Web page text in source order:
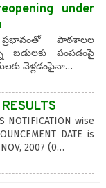
under
పాఠశాలల
బడులకు పంపడంపై
వెళ్లడంపైనా…
NOTIFICATION wise
DATE is
2007 (0…